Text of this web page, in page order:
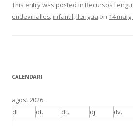
This entry was posted in Recursos
endevinalles, infantil, llengua on 14 maig
CALENDARI
agost 2026
dl.
dt. dc. dj. dv.